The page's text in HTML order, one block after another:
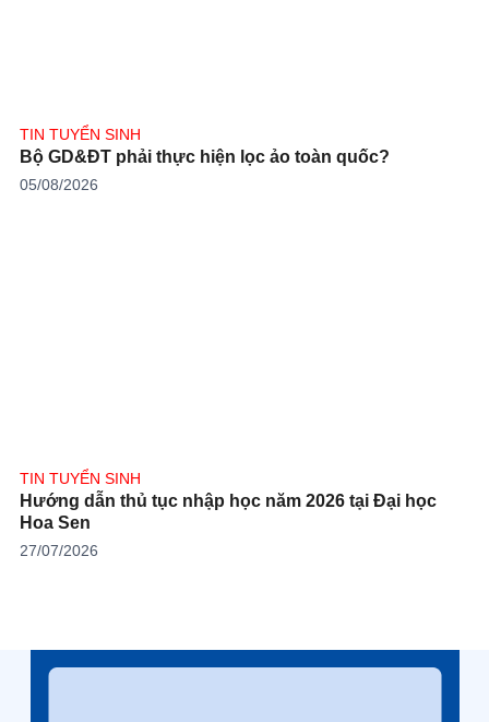
TIN TUYỂN SINH
Bộ GD&ĐT phải thực hiện lọc ảo toàn quốc?
05/08/2026
TIN TUYỂN SINH
Hướng dẫn thủ tục nhập học năm 2026 tại Đại học
Hoa Sen
27/07/2026